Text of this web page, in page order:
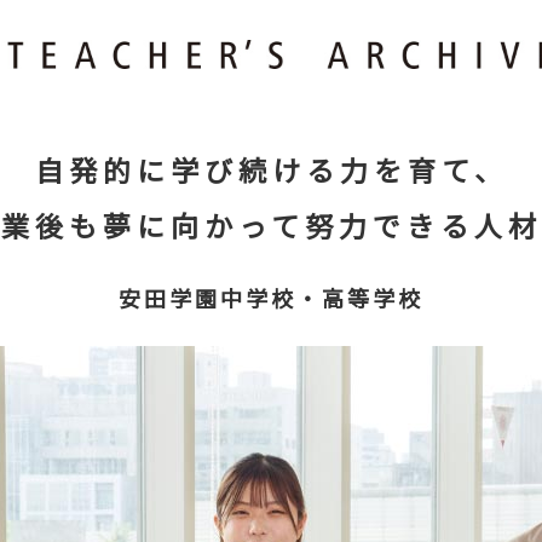
自発的に学び続ける力を育て、
後も夢に向かって努力できる人
安田学園中学校・高等学校